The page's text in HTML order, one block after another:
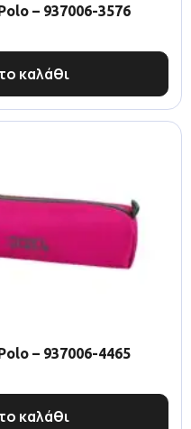
– 937006-3576
καλάθι
– 937006-4465
καλάθι